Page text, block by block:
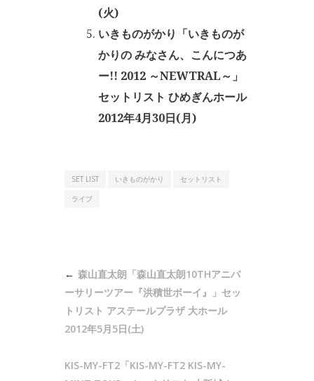
(火)
いきものがかり「いきものが
かりの みなさん、こんにつあ
ー!! 2012 ～NEWTRAL～」
セットリスト ひめぎんホール
2012年4月30日(月)
SET LIST いきものがかり
セットリスト
ライブ
森山直太朗「森山直太朗10THアニバ
ーサリーツアー『洪積世ボーイ』」セッ
トリスト アステールプラザ 大ホール
2012年5月5日(土)
KIS-MY-FT2「KIS-MY-FT2 KIS-MY-